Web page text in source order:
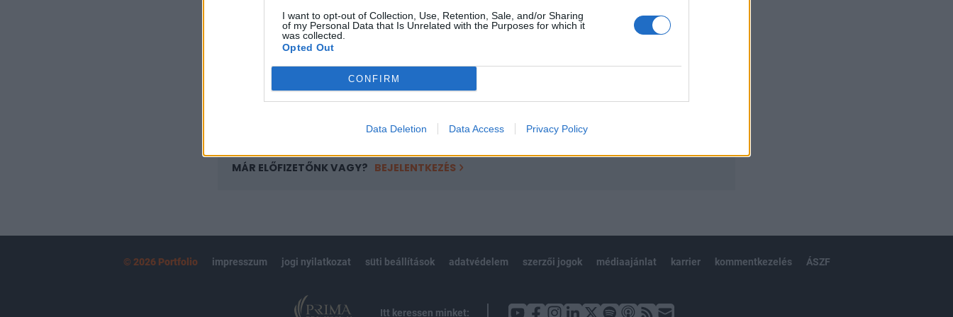
I want to opt-out of Collection, Use, Retention, Sale, and/or Sharing
of my Personal Data that Is Unrelated with the Purposes for which it
was collected.
Opted Out
CONFIRM
Data Deletion Data Access Privacy Policy
Az előfizetés a következőket tartalmazza:
Portfolio.hu teljes cikkarchívum
Kötéslisták: BÉT elmúlt 2 év napon belüli
MÁR ELŐFIZETŐNK VAGY? BEJELENTKEZÉS
© 2026 Portfolio impresszum jogi nyilatkozat süti beállítások adatvédelem szerzői jogok médiaajánlat karrier kommentkezelés ÁSZF
Itt keressen minket: